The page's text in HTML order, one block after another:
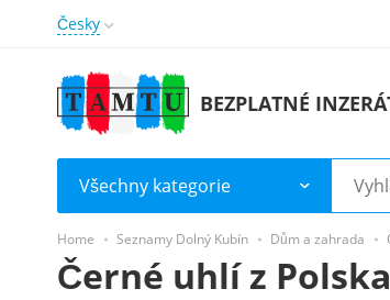
Česky
BEZPLATNÉ
Všechny kategorie
Home Seznamy Dolný Kubín Dům a zahrada
Černé uhlí z